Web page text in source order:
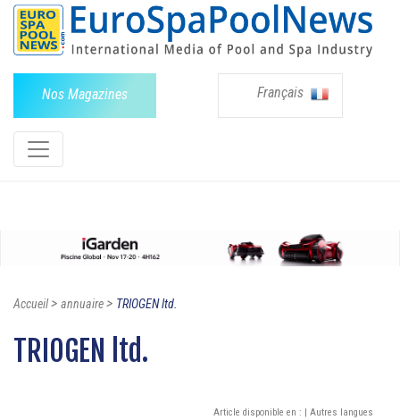
Nos Magazines Français
Accueil> annuaire> TRIOGEN ltd.
TRIOGEN ltd.
Article disponible en : | Autres langues